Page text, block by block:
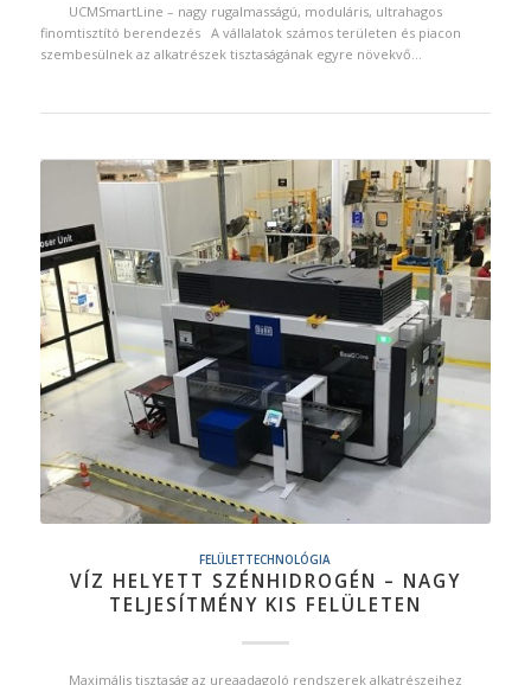
UCMSmartLine – nagy rugalmasságú, moduláris, ultrahagos
finomtisztító berendezés A vállalatok számos területen és piacon
szembesülnek az alkatrészek tisztaságának egyre növekvő…
FELÜLETTECHNOLÓGIA
VÍZ HELYETT SZÉNHIDROGÉN – NAGY
TELJESÍTMÉNY KIS FELÜLETEN
Maximális tisztaság az ureaadagoló rendszerek alkatrészeihez